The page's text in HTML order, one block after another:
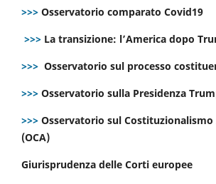
>>> Osservatorio comparato Covid19
>>> La transizione: l’America dopo
>>> Osservatorio sul processo
>>> Osservatorio sulla Presidenza
>>> Osservatorio sul
(OCA)
Giurisprudenza delle Corti europee